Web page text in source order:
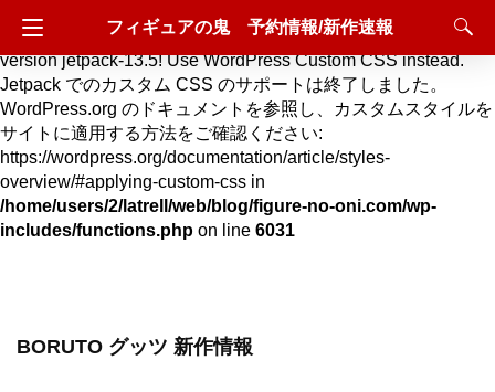
Deprecated
: Hook custom_css_loaded is deprecated since
version jetpack-13.5! Use WordPress Custom CSS instead.
Jetpack でのカスタム CSS のサポートは終了しました。
WordPress.org のドキュメントを参照し、カスタムスタイルを
サイトに適用する方法をご確認ください:
https://wordpress.org/documentation/article/styles-
overview/#applying-custom-css in
/home/users/2/latrell/web/blog/figure-no-oni.com/wp-
includes/functions.php on line 6031
フィギュアの鬼 予約情報/新作速報
BORUTO グッツ 新作情報